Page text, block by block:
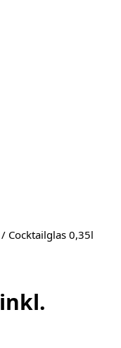
/ Cocktailglas 0,35l